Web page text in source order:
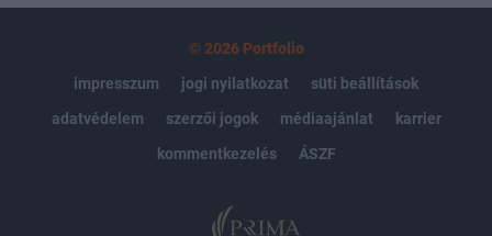
© 2026 Portfolio
impresszum
jogi nyilatkozat
süti beállítások
adatvédelem
szerzői jogok médiaajánlat
karrier
kommentkezelés
ÁSZF